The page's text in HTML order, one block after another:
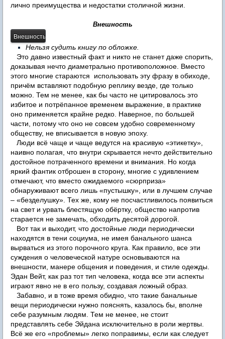
лично преимущества и недостатки столичной жизни.
Внешность
Нельзя судить книгу по обложке.
Это давно известный факт и никто не станет даже спорить,
доказывая нечто диаметрально противоположное. Вместо
этого многие стараются использовать эту фразу в обиходе,
причём вставляют подобную реплику везде, где только
можно. Тем не менее, как бы часто не цитировалось это
избитое и потрёпанное временем выражение, в практике
оно применяется крайне редко. Наверное, по большей
части, потому что оно не совсем удобно современному
обществу, не вписывается в новую эпоху.
Люди всё чаще и чаще ведутся на красивую «этикетку»,
наивно полагая, что внутри скрывается нечто действительно
достойное потраченного времени и внимания. Но когда
яркий фантик отброшен в сторону, многие с удивлением
отмечают, что вместо ожидаемого «сюрприза»
обнаруживают всего лишь «пустышку», или в лучшем случае
– «безделушку». Тех же, кому не посчастливилось появиться
на свет и урвать блестящую обёртку, общество напротив
старается не замечать, обходить десятой дорогой.
Вот так и выходит, что достойные люди периодически
находятся в тени социума, не имея банального шанса
вырваться из этого порочного круга. Как правило, все эти
суждения о человеческой натуре основываются на
внешности, манере общения и поведения, и стиле одежды.
Эдан Вейт, как раз тот тип человека, когда все эти аспекты
играют явно не в его пользу, создавая ложный образ.
Забавно, и в тоже время обидно, что такие банальные
вещи периодически нужно пояснять, казалось бы, вполне
себе разумным людям. Тем не менее, не стоит
представлять себе Эйдана исключительно в роли жертвы.
Всё же его «проблемы» легко поправимы, если как следует